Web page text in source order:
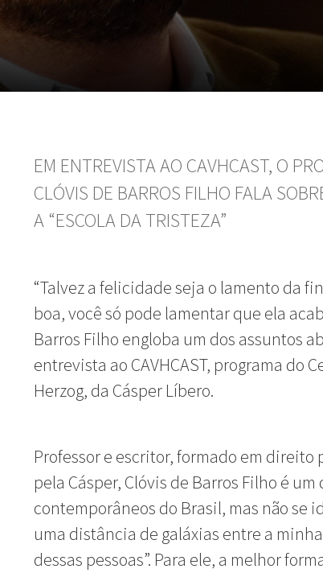
EM ENTREVISTA AO CAVHCAST, O
CLÓVIS DE BARROS FILHO FALA
A “ESCOLA DA TRISTEZA”
“Talvez a felicidade seja o lamento da
boa, você só pode lamentar que ela
Barros Filho engloba um dos assuntos
entrevista ao CAVHCAST, programa do
Herzog, da Cásper Líbero.
Professor e escritor, formado em direito
pela Cásper, Clóvis de Barros Filho é
contemporâneos do Brasil, mas não se
uma distância de galáxias entre a
dessas pessoas”. Para ele, a melhor